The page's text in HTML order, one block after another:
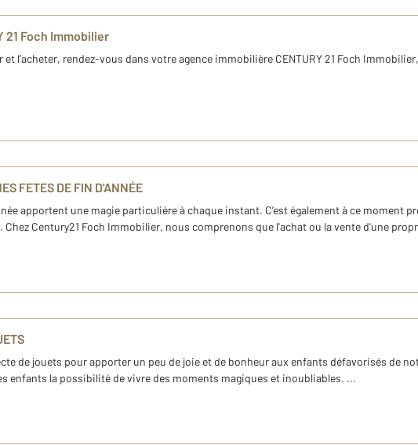
21 Foch Immobilier
l’acheter, rendez-vous dans votre agence immobilière CENTURY 21 Foch
FETES DE FIN D'ANNÉE
apportent une magie particulière à chaque instant. C’est également à ce moment
Century21 Foch Immobilier, nous comprenons que l'achat ou la vente d'une
de jouets pour apporter un peu de joie et de bonheur aux enfants défavorisés de
enfants la possibilité de vivre des moments magiques et inoubliables. ...